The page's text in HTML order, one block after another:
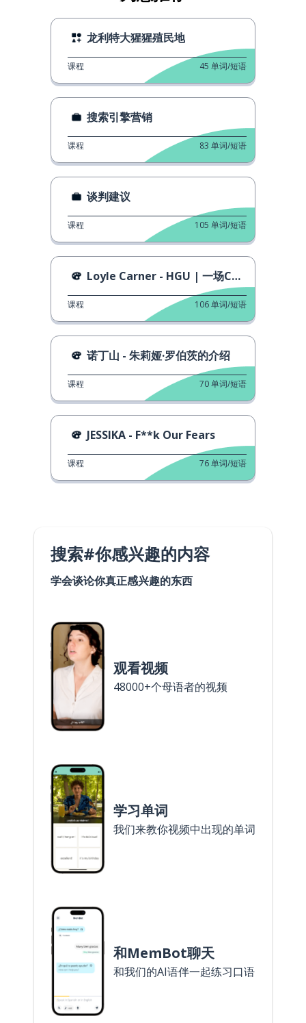
龙利特大猩猩殖民地
课程 45 单词/短语
搜索引擎营销
课程 83 单词/短语
谈判建议
课程 105 单词/短语
Loyle Carner - HGU | 一场Colors演出
课程 106单词/短语
诺丁山 - 朱莉娅·罗伯茨的介绍
课程 70单词/短语
JESSIKA - F**k Our Fears
课程 76单词/短语
搜索#你感兴趣的内容
学会谈论你真正感兴趣的东西
观看视频
48000+个母语者的视频
学习单词
我们来教你视频中出现的单词
和MemBot聊天
和我们的AI语伴一起练习口语